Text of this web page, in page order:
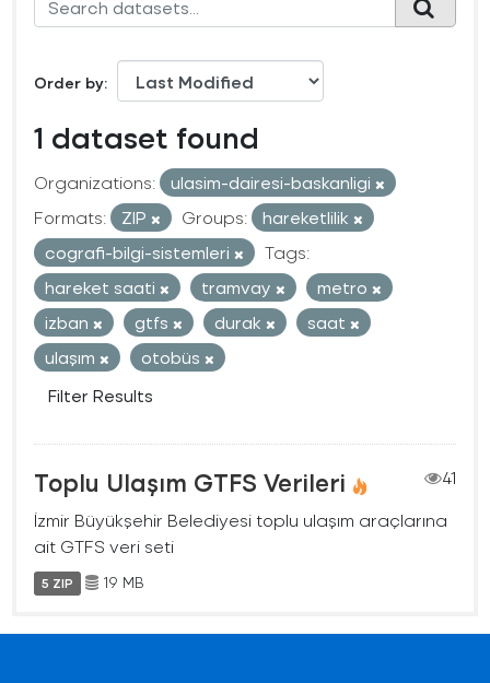
Order by
1 dataset found
Organizations:
ulasim-dairesi-baskanligi
Formats:
ZIP Groups:
hareketlilik
cografi-bilgi-sistemleri
Tags:
hareket saati
tramvay
metro
izban
gtfs durak
saat
ulaşım
otobüs
Filter Results
Toplu Ulaşım GTFS Verileri
41
İzmir Büyükşehir Belediyesi toplu ulaşım araçlarına
ait GTFS veri seti
5 ZIP 19 MB